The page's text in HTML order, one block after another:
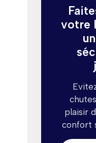
votre
plaisir
confort